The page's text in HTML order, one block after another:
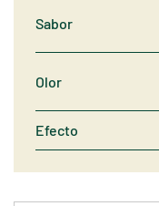
Sabor
Olor
Efecto